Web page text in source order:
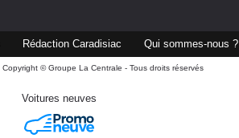
Rédaction Caradisiac Qui sommes-nous ?
Copyright © Groupe La Centrale - Tous droits réservés
Voitures neuves